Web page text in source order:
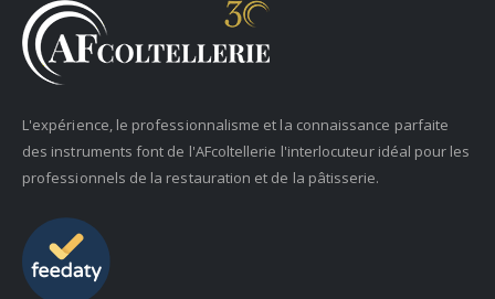
L'expérience, le professionnalisme et la connaissance parfaite
des instruments font de l'AFcoltellerie l'interlocuteur idéal pour les
professionnels de la restauration et de la pâtisserie.